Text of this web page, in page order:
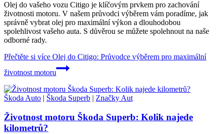
Olej do vašeho vozu Citigo je klíčovým prvkem pro zachování
životnosti motoru. V našem průvodci výběrem vám poradíme, jak
správně vybrat olej pro maximální výkon a dlouhodobou
spolehlivost vašeho auta. S důvěrou se můžete spolehnout na naše
odborné rady.
Přečtěte si více Olej do Citigo: Průvodce výběrem pro maximální
životnost motoru
Škoda Auto | Škoda Superb | Značky Aut
Životnost motoru Škoda Superb: Kolik najede
kilometrů?